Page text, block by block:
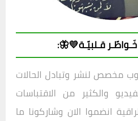
خَـواطّـر قـلبيّـة💛🦋:
مخصص لنشر وتبادل الحالات
والكثير من الاقتباسات
انضموا الان وشاركونا ما